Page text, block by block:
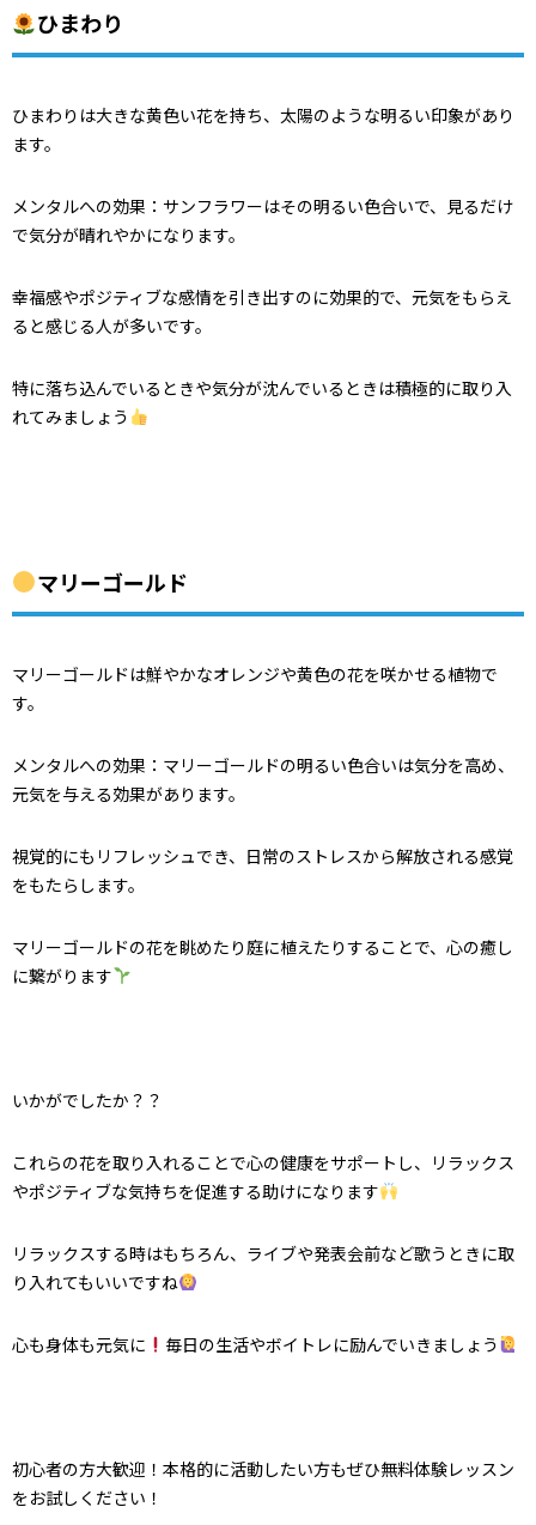
ひまわり
ひまわりは大きな黄色い花を持ち、太陽のような明るい印象があり
ます。
メンタルへの効果：サンフラワーはその明るい色合いで、見るだけ
で気分が晴れやかになります。
幸福感やポジティブな感情を引き出すのに効果的で、元気をもらえ
ると感じる人が多いです。
特に落ち込んでいるときや気分が沈んでいるときは積極的に取り入
れてみましょう
マリーゴールド
マリーゴールドは鮮やかなオレンジや黄色の花を咲かせる植物で
す。
メンタルへの効果：マリーゴールドの明るい色合いは気分を高め、
元気を与える効果があります。
視覚的にもリフレッシュでき、日常のストレスから解放される感覚
をもたらします。
マリーゴールドの花を眺めたり庭に植えたりすることで、心の癒し
に繋がります
いかがでしたか？？
これらの花を取り入れることで心の健康をサポートし、リラックス
やポジティブな気持ちを促進する助けになります
リラックスする時はもちろん、ライブや発表会前など歌うときに取
り入れてもいいですね
心も身体も元気に 毎日の生活やボイトレに励んでいきましょう
初心者の方大歓迎！本格的に活動したい方もぜひ無料体験レッスン
をお試しください！